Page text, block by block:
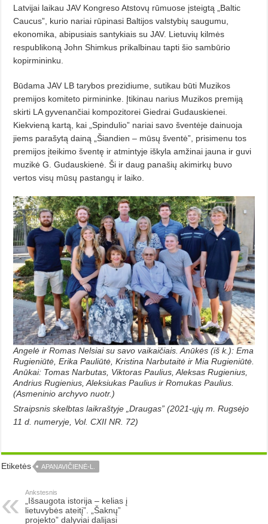
Latvijai laikau JAV Kongreso Atstovų rūmuo­se įsteigtą „Baltic
Caucus”, kurio na­riai rūpinasi Baltijos valstybių sau­gumu,
ekonomika, abipusiais santy­kiais su JAV. Lietuvių kilmės
respublikoną John Shimkus prikalbinau tapti šio sambūrio
kopirmininku.
Būdama JAV LB tarybos prezidiu­­me, sutikau būti Muzikos
premijos komiteto pirmininke. Įtikinau narius Muzikos premiją
skirti LA gyvenan­čiai kompozitorei Giedrai Gudaus­kienei.
Kiekvieną kartą, kai „Spindu­lio” nariai savo šventėje dainuoja
jiems parašytą dainą „Šiandien – mū­sų šventė”, prisimenu tos
premijos įtei­kimo šventę ir atmintyje iškyla amžinai jauna ir guvi
muzikė G. Gu­dauskienė. Ši ir daug panašių aki­mir­kų buvo
vertos visų mūsų pastangų ir laiko.
Angelė ir Romas Nelsiai su savo vaikaičiais. Anūkės (iš k.): Ema
Rugieniūtė, Erika Pauliūtė, Kristina Narbutaitė ir Mia Rugieniūtė.
Anūkai: Tomas Narbutas, Viktoras Paulius, Aleksas Rugienius,
Andrius Rugienius, Aleksiukas Paulius ir Romukas Paulius.
(Asmeninio archyvo nuotr.)
Straipsnis skelbtas laikraštyje „Draugas” (2021-ųjų m. Rugsėjo
11 d. numeryje, Vol. CXII NR. 72)
Etiketės APANAVIČIENĖ-L.
Ankstesnis
„Išsaugota istorija – kelias į
lietuvybės ateitį”. „Šaknų”
projekto” dalyviai dalijasi